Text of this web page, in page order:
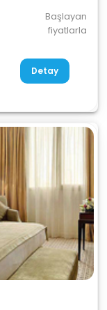
Başlayan
fiyatlarla
Detay